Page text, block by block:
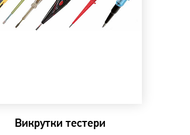
Викрутки тестери